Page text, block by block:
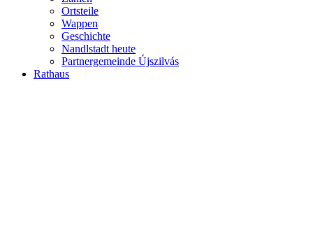
Ortsteile
Wappen
Geschichte
Nandlstadt heute
Partnergemeinde Újszilvás
Rathaus